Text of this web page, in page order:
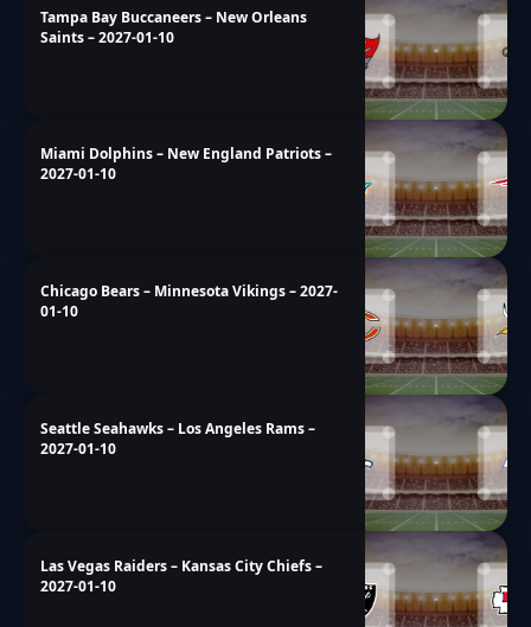
Tampa Bay Buccaneers – New Orleans
Saints – 2027-01-10
Miami Dolphins – New England Patriots –
2027-01-10
Chicago Bears – Minnesota Vikings – 2027-
01-10
Seattle Seahawks – Los Angeles Rams –
2027-01-10
Las Vegas Raiders – Kansas City Chiefs –
2027-01-10